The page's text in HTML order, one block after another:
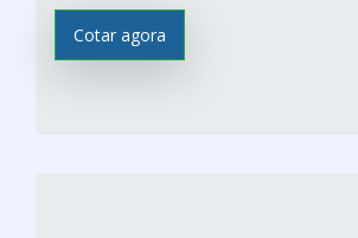
Cotar agora